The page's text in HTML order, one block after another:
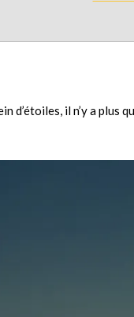
d’étoiles, il n’y a